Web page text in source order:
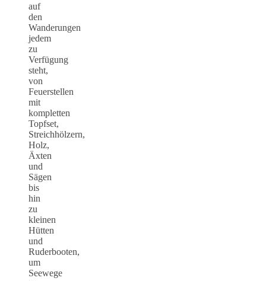
auf
den
Wanderungen
jedem
zu
Verfügung
steht,
von
Feuerstellen
mit
kompletten
Topfset,
Streichhölzern,
Holz,
Äxten
und
Sägen
bis
hin
zu
kleinen
Hütten
und
Ruderbooten,
um
Seewege